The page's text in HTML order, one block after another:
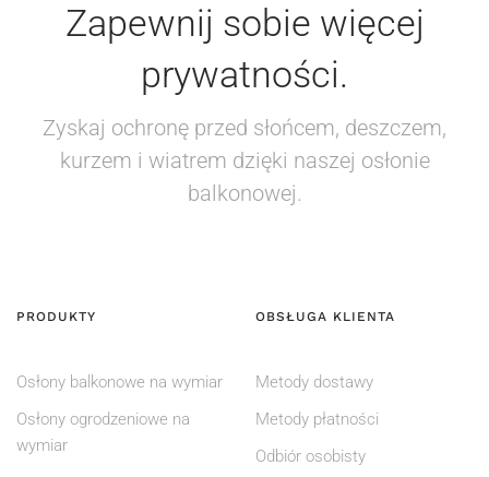
Zapewnij sobie więcej
prywatności.
Zyskaj ochronę przed słońcem, deszczem,
kurzem i wiatrem dzięki naszej osłonie
balkonowej.
PRODUKTY
Osłony balkonowe na wymiar
Osłony ogrodzeniowe na
wymiar
OBSŁUGA KLIENTA
Metody dostawy
Metody płatności
Odbiór osobisty